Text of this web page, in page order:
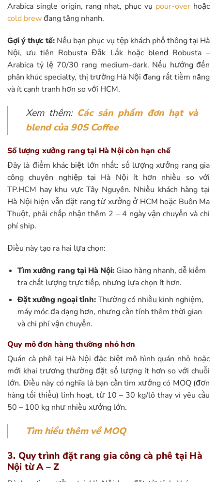
Arabica single origin, rang nhạt, phục vụ pour-overhoặc
cold brewđang tăng nhanh.
Gợi ý thực tế: Nếu bạn phục vụ tệp khách phổ thông tại Hà
Nội, ưu tiên Robusta Đắk Lắk hoặc blendRobusta –
Arabica tỷ lệ 70/30 rang medium-dark. Nếu hướng đến
phân khúc specialty, thị trường Hà Nội đang rất tiềm năng
và ít cạnh tranh hơn so với HCM.
Xem thêm: Các sản phẩm đơn hạt và
blend của 90S Coffee
Số lượng xưởng rang tại Hà Nội còn hạn chế
Đây là điểm khác biệt lớn nhất: số lượng xưởng rang gia
công chuyên nghiệp tại Hà Nội ít hơn nhiều so với
TP.HCM hay khu vực Tây Nguyên. Nhiều khách hàng tại
Hà Nội hiện vẫn đặt rang từ xưởng ở HCM hoặc Buôn Ma
Thuột, phải chấp nhận thêm 2 – 4 ngày vận chuyển và chi
phí ship.
Điều này tạo ra hai lựa chọn:
Tìm xưởng rang tại Hà Nội:Giao hàng nhanh, dễ kiểm
tra chất lượng trực tiếp, nhưng lựa chọn ít hơn.
Đặt xưởng ngoại tỉnh:Thường có nhiều kinh nghiệm,
máy móc đa dạng hơn, nhưng cần tính thêm thời gian
và chi phí vận chuyển.
Quy mô đơn hàng thường nhỏ hơn
Quán cà phê tại Hà Nội đặc biệt mô hình quán nhỏ hoặc
mới khai trương thường đặt số lượng ít hơn so với chuỗi
lớn. Điều này có nghĩa là bạn cần tìm xưởng có MOQ (đơn
hàng tối thiểu) linh hoạt, từ 10 – 30 kg/lô thay vì yêu cầu
50 – 100 kg như nhiều xưởng lớn.
Tìm hiểu thêm về MOQ
3. Quy trình đặt rang gia công cà phê tại Hà
Nội từ A – Z